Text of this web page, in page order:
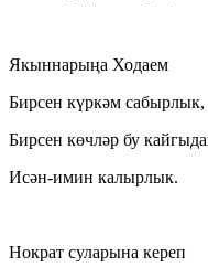
Якыннарыңа Ходаем
Бирсен күркәм сабырлык,
Бирсен көчләр бу
Исән-имин калырлык.
Нократ суларына кереп